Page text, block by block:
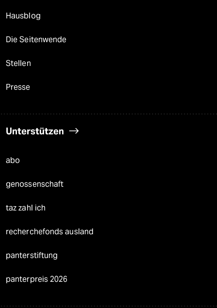
Hausblog
Die Seitenwende
Stellen
Presse
Unterstützen
abo
genossenschaft
taz zahl ich
recherchefonds ausland
panterstiftung
panterpreis 2026